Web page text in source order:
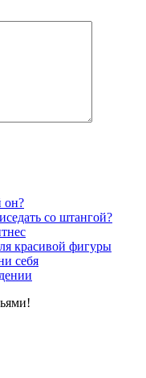
он?
со штангой?
красивой фигуры
себя